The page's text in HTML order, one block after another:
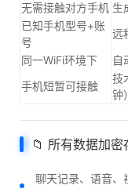
无需接触对方手机 生
已知手机型号+账
号
远
同一WiFi环境下
自
手机短暂可接触
技
钟）
📁 所有数据加密
聊天记录、语音、